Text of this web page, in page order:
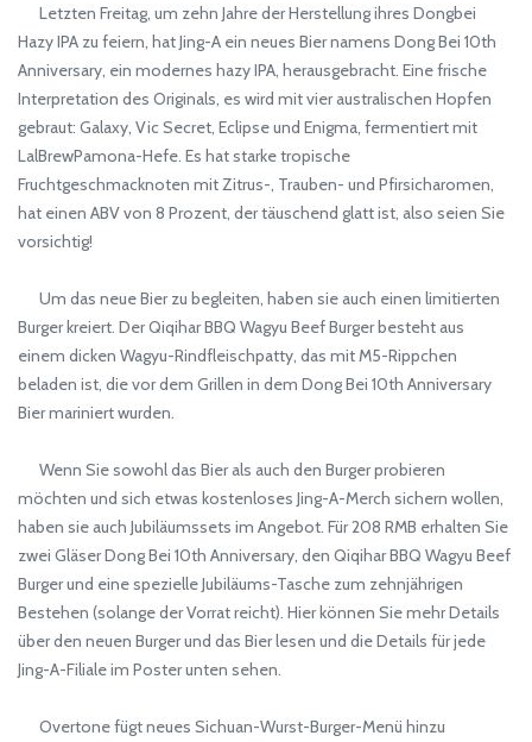
Letzten Freitag, um zehn Jahre der Herstellung ihres Dongbei
Hazy IPA zu feiern, hat Jing-A ein neues Bier namens Dong Bei 10th
Anniversary, ein modernes hazy IPA, herausgebracht. Eine frische
Interpretation des Originals, es wird mit vier australischen Hopfen
gebraut: Galaxy, Vic Secret, Eclipse und Enigma, fermentiert mit
LalBrewPamona-Hefe. Es hat starke tropische
Fruchtgeschmacknoten mit Zitrus-, Trauben- und Pfirsicharomen,
hat einen ABV von 8 Prozent, der täuschend glatt ist, also seien Sie
vorsichtig!
Um das neue Bier zu begleiten, haben sie auch einen limitierten
Burger kreiert. Der Qiqihar BBQ Wagyu Beef Burger besteht aus
einem dicken Wagyu-Rindfleischpatty, das mit M5-Rippchen
beladen ist, die vor dem Grillen in dem Dong Bei 10th Anniversary
Bier mariniert wurden.
Wenn Sie sowohl das Bier als auch den Burger probieren
möchten und sich etwas kostenloses Jing-A-Merch sichern wollen,
haben sie auch Jubiläumssets im Angebot. Für 208 RMB erhalten Sie
zwei Gläser Dong Bei 10th Anniversary, den Qiqihar BBQ Wagyu Beef
Burger und eine spezielle Jubiläums-Tasche zum zehnjährigen
Bestehen (solange der Vorrat reicht). Hier können Sie mehr Details
über den neuen Burger und das Bier lesen und die Details für jede
Jing-A-Filiale im Poster unten sehen.
Overtone fügt neues Sichuan-Wurst-Burger-Menü hinzu